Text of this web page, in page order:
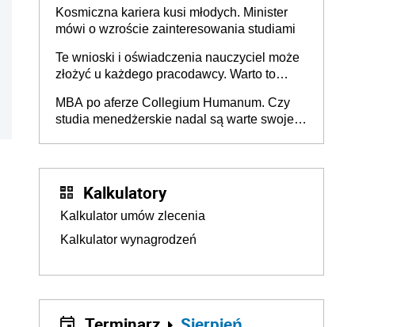
Kosmiczna kariera kusi młodych. Minister
mówi o wzroście zainteresowania studiami
Te wnioski i oświadczenia nauczyciel może
złożyć u każdego pracodawcy. Warto to
szkolnego 2026/2027
MBA po aferze Collegium Humanum. Czy
studia menedżerskie nadal są warte swojej
Kalkulatory
Kalkulator umów zlecenia
Kalkulator wynagrodzeń